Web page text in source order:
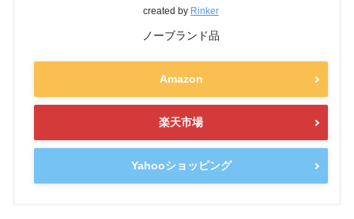
created by Rinker
ノーブランド品
Amazon
楽天市場
Yahooショッピング